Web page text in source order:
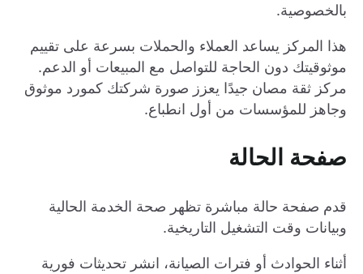
بالخصوصية.
هذا المركز يساعد العملاء والحملات بسرعة على تقييم
موثوقيتك دون الحاجة للتواصل مع المبيعات أو الدعم.
مركز ثقة مصان جيدًا يعزز صورة شركتك كمورد موثوق
وجاهز للمؤسسات من أول انطباع.
صفحة الحالة
قدم صفحة حالة مباشرة تظهر صحة الخدمة الحالية
وبيانات وقت التشغيل التاريخية.
أثناء الحوادث أو فترات الصيانة، انشر تحديثات فورية